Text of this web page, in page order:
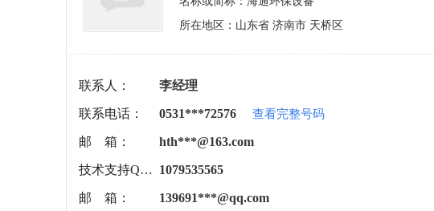
所在地区：山东省 济南市 天桥区
联系人： 李经理
联系电话： 0531***72576 查看完整号码
邮 箱： hth***@163.com
技术支持QQ： 1079535565
邮 箱： 139691***@qq.com